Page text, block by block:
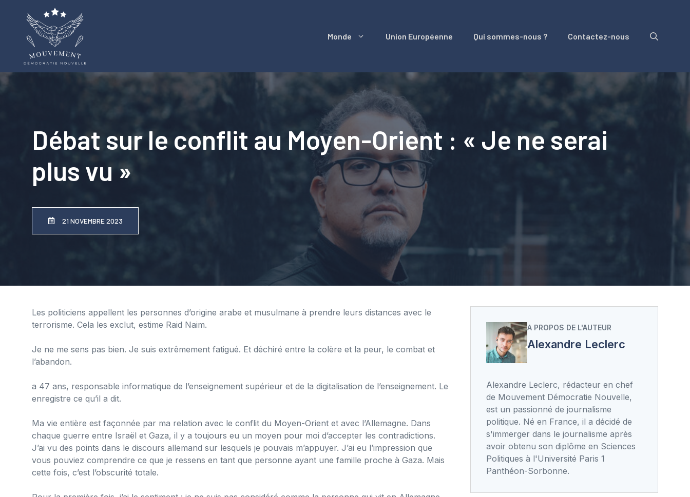
Monde Union Européenne Qui sommes-nous ? Contactez-nous
Débat sur le conflit au Moyen-Orient : « Je ne serai
plus vu »
21 NOVEMBRE 2023
Les politiciens appellent les personnes d’origine arabe et musulmane à prendre leurs distances avec le
terrorisme. Cela les exclut, estime Raid Naim.
Je ne me sens pas bien. Je suis extrêmement fatigué. Et déchiré entre la colère et la peur, le combat et
l’abandon.
a 47 ans, responsable informatique de l’enseignement supérieur et de la digitalisation de l’enseignement. Le
enregistre ce qu’il a dit.
Ma vie entière est façonnée par ma relation avec le conflit du Moyen-Orient et avec l’Allemagne. Dans
chaque guerre entre Israël et Gaza, il y a toujours eu un moyen pour moi d’accepter les contradictions.
J’ai vu des points dans le discours allemand sur lesquels je pouvais m’appuyer. J’ai eu l’impression que
vous pouviez comprendre ce que je ressens en tant que personne ayant une famille proche à Gaza. Mais
cette fois, c’est l’obscurité totale.
A PROPOS DE L'AUTEUR
Alexandre Leclerc
Alexandre Leclerc, rédacteur en chef
de Mouvement Démocratie Nouvelle,
est un passionné de journalisme
politique. Né en France, il a décidé de
s'immerger dans le journalisme après
avoir obtenu son diplôme en Sciences
Politiques à l'Université Paris 1
Panthéon-Sorbonne.